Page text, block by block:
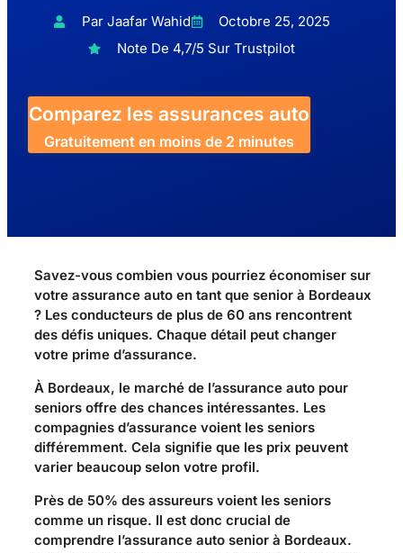
Par Jaafar Wahid
Octobre 25, 2025
Note De 4,7/5 Sur Trustpilot
Comparez les assurances auto
Gratuitement en moins de 2 minutes
Savez-vous combien vous pourriez économiser sur
votre assurance auto en tant que senior à Bordeaux
? Les conducteurs de plus de 60 ans rencontrent
des défis uniques. Chaque détail peut changer
votre prime d’assurance.
À Bordeaux, le marché de l’assurance auto pour
seniors offre des chances intéressantes. Les
compagnies d’assurance voient les seniors
différemment. Cela signifie que les prix peuvent
varier beaucoup selon votre profil.
Près de 50% des assureurs voient les seniors
comme un risque. Il est donc crucial de
comprendre l’assurance auto senior à Bordeaux.